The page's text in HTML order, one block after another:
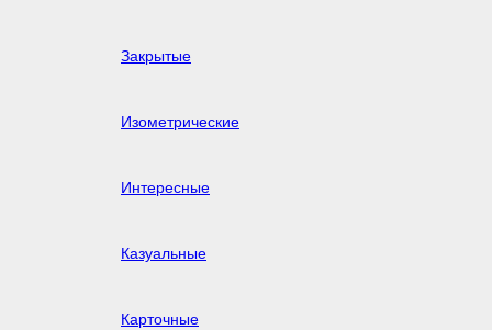
Закрытые
Изометрические
Интересные
Казуальные
Карточные